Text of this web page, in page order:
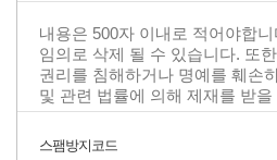
스팸방지코드